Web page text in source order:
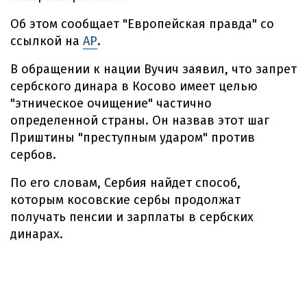
Об этом сообщает "Европейская правда" со
ссылкой на АР.
В обращении к нации Вучич заявил, что запрет
сербского динара в Косово имеет целью
"этническое очищение" частично
определенной страны. Он назвав этот шаг
Приштины "преступным ударом" против
сербов.
По его словам, Сербия найдет способ,
которым косовские сербы продолжат
получать пенсии и зарплаты в сербских
динарах.